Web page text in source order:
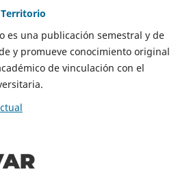
es una publicación semestral y de
y promueve conocimiento original
de vinculación con el